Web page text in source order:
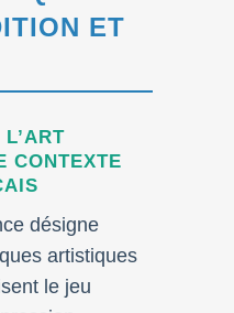
ET
CONTEXTE
désigne
artistiques
le jeu